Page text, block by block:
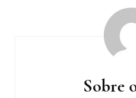
Sobre